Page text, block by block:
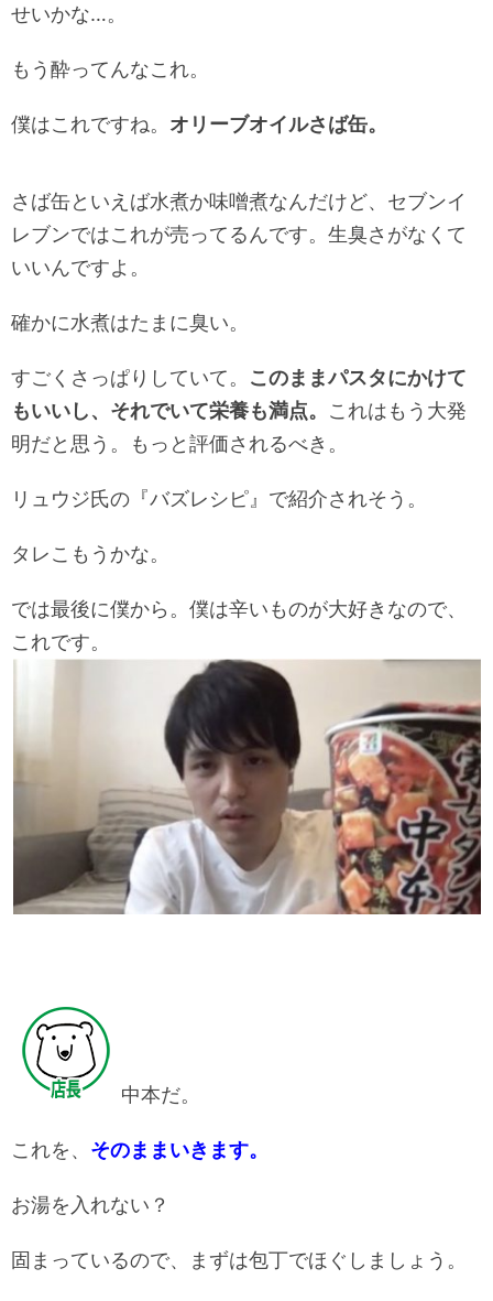
せいかな…。
もう酔ってんなこれ。
僕はこれですね。 オリーブオイルさば缶。
さば缶といえば水煮か味噌煮なんだけど、セブンイ
レブンではこれが売ってるんです。生臭さがなくて
いいんですよ。
確かに水煮はたまに臭い。
すごくさっぱりしていて。 このままパスタにかけて
もいいし、それでいて栄養も満点。 これはもう大発
明だと思う。もっと評価されるべき。
リュウジ氏の『バズレシピ』で紹介されそう。
タレこもうかな。
では最後に僕から。僕は辛いものが大好きなので、
これです。
中本だ。
これを、 そのままいきます。
お湯を入れない？
固まっているので、まずは包丁でほぐしましょう。